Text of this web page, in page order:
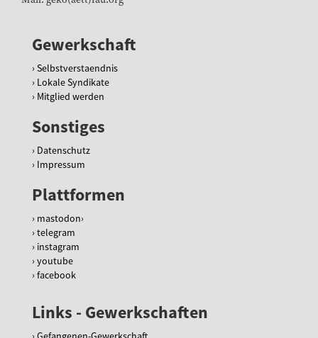
Gewerkschaft
Selbstverstaendnis
Lokale Syndikate
Mitglied werden
Sonstiges
Datenschutz
Impressum
Plattformen
mastodon
telegram
instagram
youtube
facebook
Links - Gewerkschaften